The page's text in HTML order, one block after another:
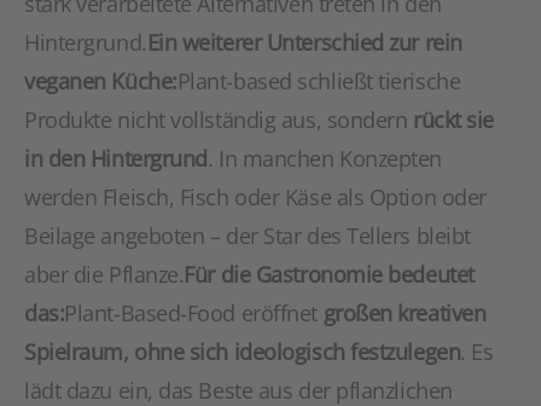
Hintergrund.Ein weiterer Unterschied zur rein
veganen Küche:Plant-based schließt tierische
Produkte nicht vollständig aus, sondern rückt sie
in den Hintergrund. In manchen Konzepten
werden Fleisch, Fisch oder Käse als Option oder
Beilage angeboten – der Star des Tellers bleibt
aber die Pflanze.Für die Gastronomie bedeutet
das:Plant-Based-Food eröffnet großen kreativen
Spielraum, ohne sich ideologisch festzulegen. Es
lädt dazu ein, das Beste aus der pflanzlichen